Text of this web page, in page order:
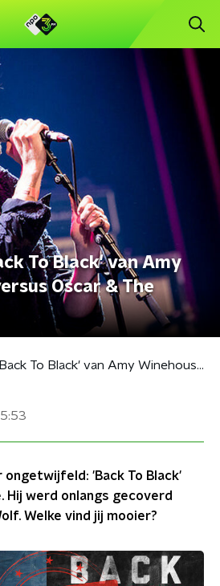
To Black' van Amy
Oscar & The
Origineel: 'Back To Black' van Amy Winehouse versus Oscar & The Wolf
'Back To Black'
Hij werd onlangs gecoverd
Welke vind jij mooier?